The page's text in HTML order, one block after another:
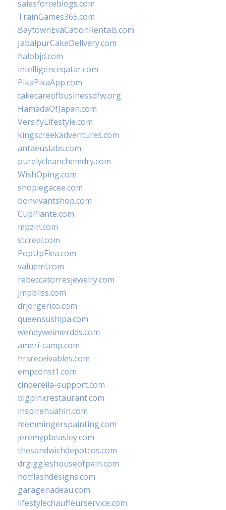
salesforceblogs.com
TrainGames365.com
BaytownEvaCationRentals.com
JabalpurCakeDelivery.com
halobjd.com
intelligenceqatar.com
PikaPikaApp.com
takecareofbusinessdfw.org
HamadaOfJapan.com
VersifyLifestyle.com
kingscreekadventures.com
antaeuslabs.com
purelycleanchemdry.com
WishOping.com
shoplegacee.com
bonvivantshop.com
CupPlante.com
mpzin.com
stcreal.com
PopUpFlea.com
valueml.com
rebeccatorresjewelry.com
jmpbliss.com
drjorgerico.com
queensushipa.com
wendyweimerdds.com
ameri-camp.com
hrsreceivables.com
empconst1.com
cinderella-support.com
bigpinkrestaurant.com
inspirehuahin.com
memmingerspainting.com
jeremypbeasley.com
thesandwichdepotcos.com
drgiggleshouseofpain.com
hotflashdesigns.com
garagenadeau.com
lifestylechauffeurservice.com